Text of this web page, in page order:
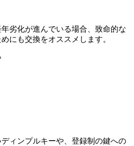
劣化が進んでいる場合、致命的な
にも交換をオススメします。
ィンプルキーや、登録制の鍵への